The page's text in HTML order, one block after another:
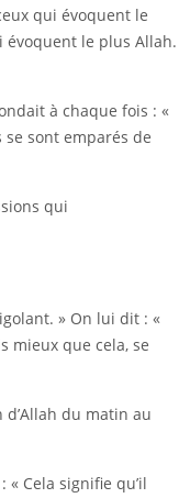
qui évoquent le
évoquent le plus Allah.
à chaque fois : «
se sont emparés de
qui
» On lui dit : «
mieux que cela, se
du matin au
Cela signifie qu’il